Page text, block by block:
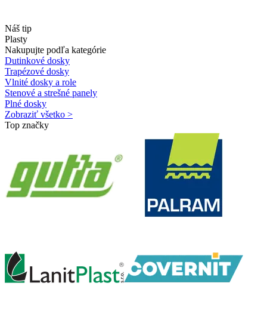
Náš tip
Plasty
Nakupujte podľa kategórie
Dutinkové dosky
Trapézové dosky
Vlnité dosky a role
Stenové a strešné panely
Plné dosky
Zobraziť všetko >
Top značky